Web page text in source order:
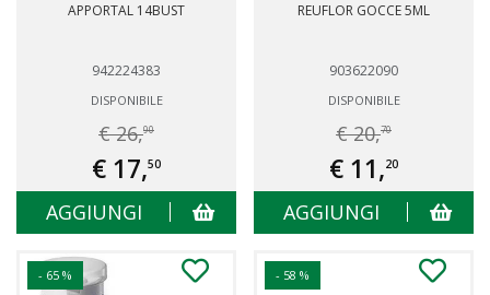
APPORTAL 14BUST
942224383
DISPONIBILE
€ 26,90
€ 17,50
AGGIUNGI
REUFLOR GOCCE 5ML
903622090
DISPONIBILE
€ 20,70
€ 11,20
AGGIUNGI
- 65 % - 58 %